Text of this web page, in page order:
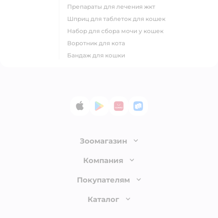
препараты для лечения жкт
шприц для таблеток для кошек
набор для сбора мочи у кошек
воротник для кота
бандаж для кошки
App StoreGoogle Play
AppGallery
RuStore
Зоомагазин
Лицензия
Доставка и оплата
Обмен и возврат товара
Компания
О компании
Покупателям
Бонусные карты
Каталог